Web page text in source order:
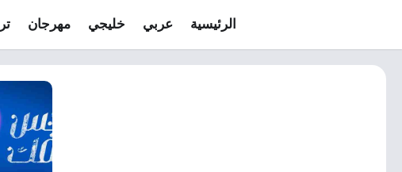
الرئيسية عربي خليجي مهرجان